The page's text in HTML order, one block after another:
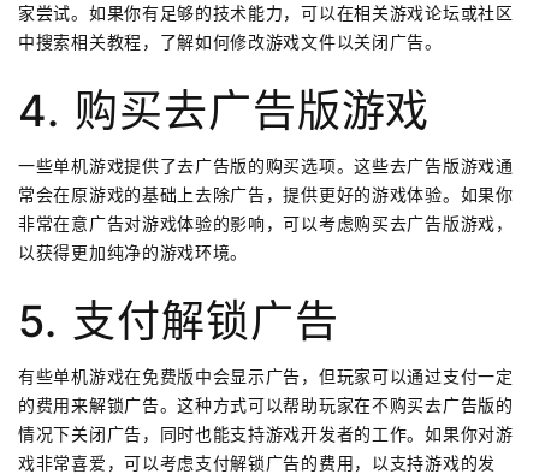
家尝试。如果你有足够的技术能力，可以在相关游戏论坛或社区
中搜索相关教程，了解如何修改游戏文件以关闭广告。
4. 购买去广告版游戏
一些单机游戏提供了去广告版的购买选项。这些去广告版游戏通
常会在原游戏的基础上去除广告，提供更好的游戏体验。如果你
非常在意广告对游戏体验的影响，可以考虑购买去广告版游戏，
以获得更加纯净的游戏环境。
5. 支付解锁广告
有些单机游戏在免费版中会显示广告，但玩家可以通过支付一定
的费用来解锁广告。这种方式可以帮助玩家在不购买去广告版的
情况下关闭广告，同时也能支持游戏开发者的工作。如果你对游
戏非常喜爱，可以考虑支付解锁广告的费用，以支持游戏的发